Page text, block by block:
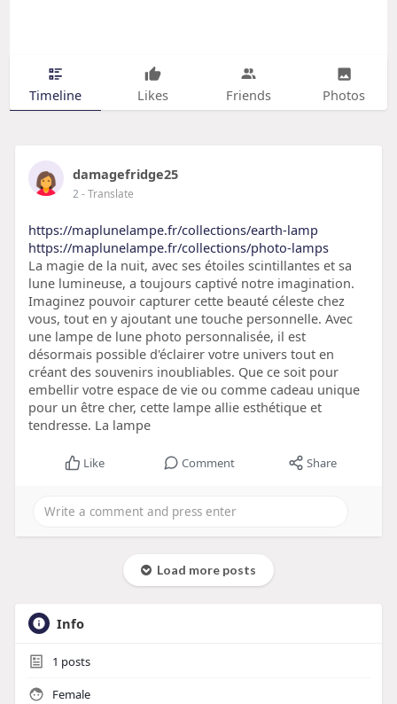
Timeline Likes Friends Photos
damagefridge25
2- Translate
https://maplunelampe.fr/collections/earth-lamp
https://maplunelampe.fr/collections/photo-lamps
La magie de la nuit, avec ses étoiles scintillantes et sa
lune lumineuse, a toujours captivé notre imagination.
Imaginez pouvoir capturer cette beauté céleste chez
vous, tout en y ajoutant une touche personnelle. Avec
une lampe de lune photo personnalisée, il est
désormais possible d'éclairer votre univers tout en
créant des souvenirs inoubliables. Que ce soit pour
embellir votre espace de vie ou comme cadeau unique
pour un être cher, cette lampe allie esthétique et
tendresse. La lampe
Like Comment Share
Load more posts
Info
1 posts
Female